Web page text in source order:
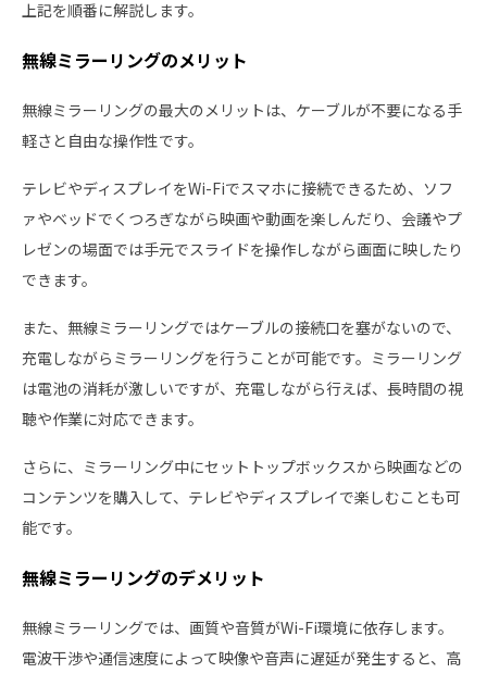
上記を順番に解説します。
無線ミラーリングのメリット
無線ミラーリングの最大のメリットは、ケーブルが不要になる手
軽さと自由な操作性です。
テレビやディスプレイをWi-Fiでスマホに接続できるため、ソフ
ァやベッドでくつろぎながら映画や動画を楽しんだり、会議やプ
レゼンの場面では手元でスライドを操作しながら画面に映したり
できます。
また、無線ミラーリングではケーブルの接続口を塞がないので、
充電しながらミラーリングを行うことが可能です。ミラーリング
は電池の消耗が激しいですが、充電しながら行えば、長時間の視
聴や作業に対応できます。
さらに、ミラーリング中にセットトップボックスから映画などの
コンテンツを購入して、テレビやディスプレイで楽しむことも可
能です。
無線ミラーリングのデメリット
無線ミラーリングでは、画質や音質がWi-Fi環境に依存します。
電波干渉や通信速度によって映像や音声に遅延が発生すると、高